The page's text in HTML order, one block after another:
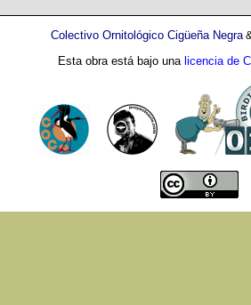
Colectivo Ornitológico Cigüeña Negra
Esta obra está bajo una licencia de